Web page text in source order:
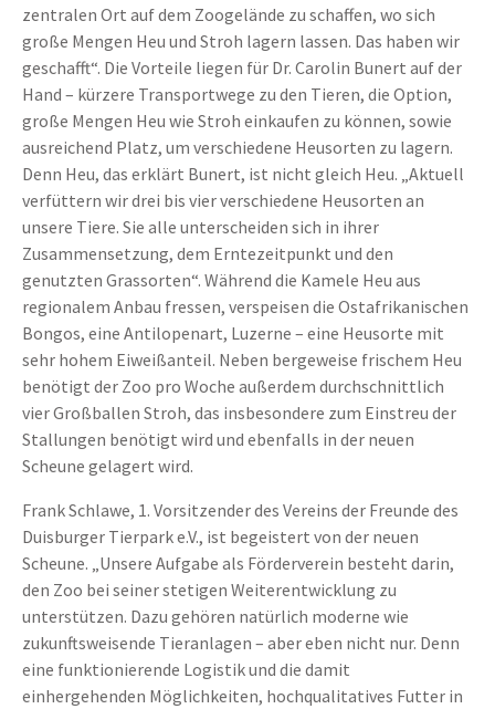
zentralen Ort auf dem Zoogelände zu schaffen, wo sich
große Mengen Heu und Stroh lagern lassen. Das haben wir
geschafft“. Die Vorteile liegen für Dr. Carolin Bunert auf der
Hand – kürzere Transportwege zu den Tieren, die Option,
große Mengen Heu wie Stroh einkaufen zu können, sowie
ausreichend Platz, um verschiedene Heusorten zu lagern.
Denn Heu, das erklärt Bunert, ist nicht gleich Heu. „Aktuell
verfüttern wir drei bis vier verschiedene Heusorten an
unsere Tiere. Sie alle unterscheiden sich in ihrer
Zusammensetzung, dem Erntezeitpunkt und den
genutzten Grassorten“. Während die Kamele Heu aus
regionalem Anbau fressen, verspeisen die Ostafrikanischen
Bongos, eine Antilopenart, Luzerne – eine Heusorte mit
sehr hohem Eiweißanteil. Neben bergeweise frischem Heu
benötigt der Zoo pro Woche außerdem durchschnittlich
vier Großballen Stroh, das insbesondere zum Einstreu der
Stallungen benötigt wird und ebenfalls in der neuen
Scheune gelagert wird.
Frank Schlawe, 1. Vorsitzender des Vereins der Freunde des
Duisburger Tierpark e.V., ist begeistert von der neuen
Scheune. „Unsere Aufgabe als Förderverein besteht darin,
den Zoo bei seiner stetigen Weiterentwicklung zu
unterstützen. Dazu gehören natürlich moderne wie
zukunftsweisende Tieranlagen – aber eben nicht nur. Denn
eine funktionierende Logistik und die damit
einhergehenden Möglichkeiten, hochqualitatives Futter in